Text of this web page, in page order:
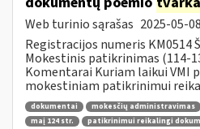
Web turinio sąrašas 2025-05-08
Registracijos numeris KM0514
Mokestinis patikrinimas (114-
Komentarai Kuriam laikui VMI
mokestiniam patikrinimui
dokumentai mokesčių administravimas
maį 124 str.
patikrinimui reikalingi